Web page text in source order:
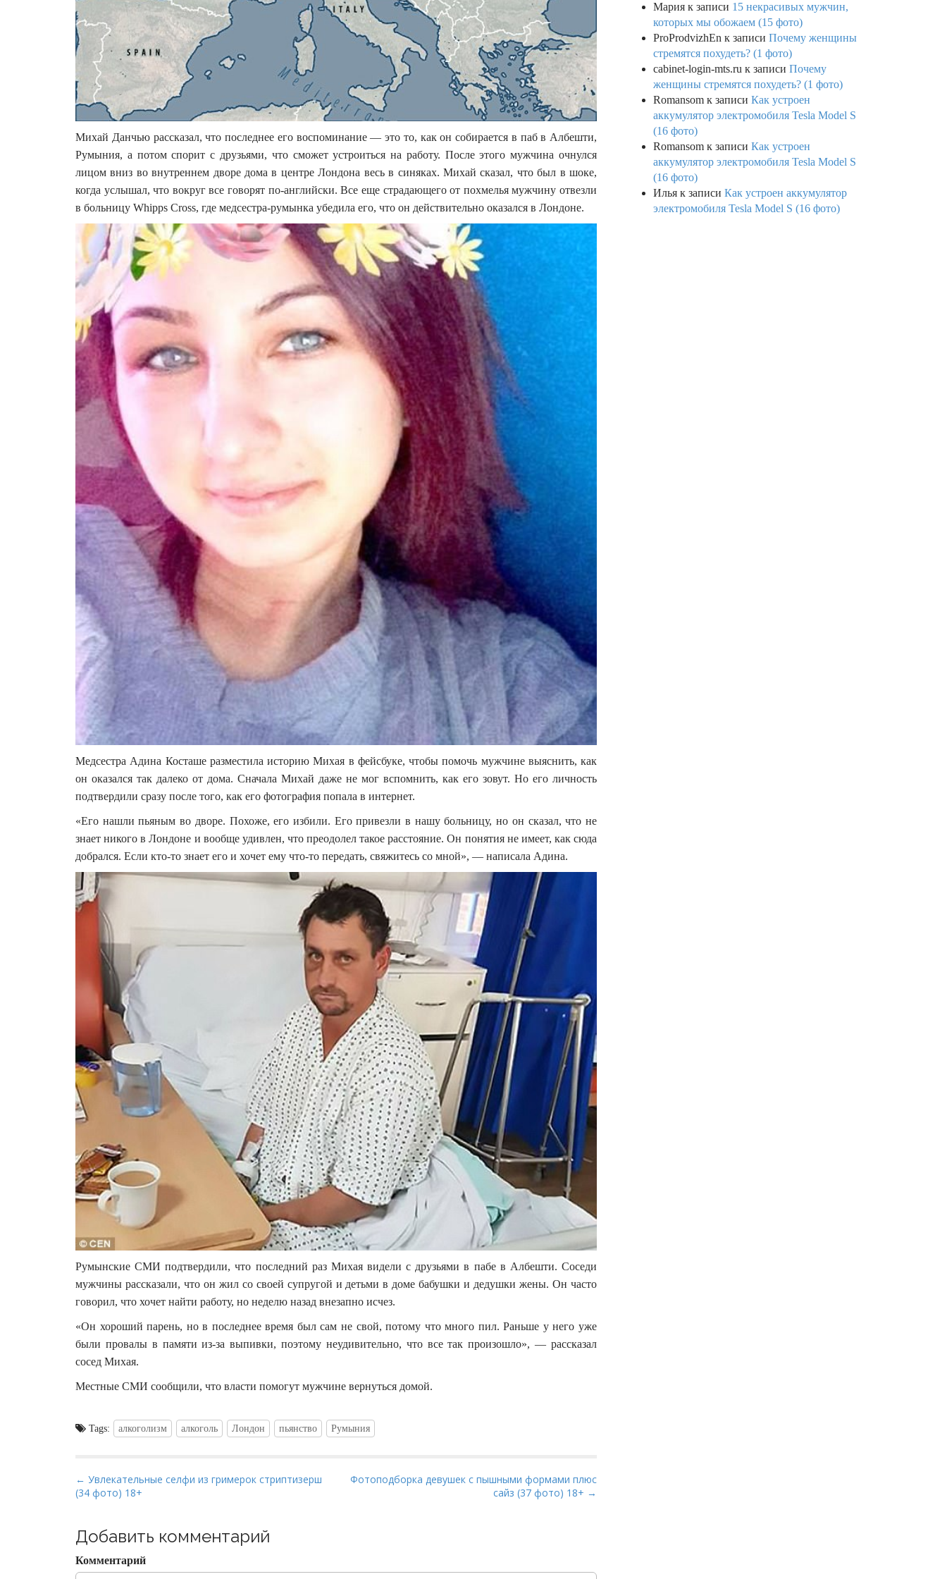
Михай Данчью рассказал, что последнее его воспоминание — это то, как он собирается в паб в Албешти,
Румыния, а потом спорит с друзьями, что сможет устроиться на работу. После этого мужчина очнулся
лицом вниз во внутреннем дворе дома в центре Лондона весь в синяках. Михай сказал, что был в шоке,
когда услышал, что вокруг все говорят по-английски. Все еще страдающего от похмелья мужчину отвезли
в больницу Whipps Cross, где медсестра-румынка убедила его, что он действительно оказался в Лондоне.
Медсестра Адина Косташе разместила историю Михая в фейсбуке, чтобы помочь мужчине выяснить, как
он оказался так далеко от дома. Сначала Михай даже не мог вспомнить, как его зовут. Но его личность
подтвердили сразу после того, как его фотография попала в интернет.
«Его нашли пьяным во дворе. Похоже, его избили. Его привезли в нашу больницу, но он сказал, что не
знает никого в Лондоне и вообще удивлен, что преодолел такое расстояние. Он понятия не имеет, как сюда
добрался. Если кто-то знает его и хочет ему что-то передать, свяжитесь со мной», — написала Адина.
Румынские СМИ подтвердили, что последний раз Михая видели с друзьями в пабе в Албешти. Соседи
мужчины рассказали, что он жил со своей супругой и детьми в доме бабушки и дедушки жены. Он часто
говорил, что хочет найти работу, но неделю назад внезапно исчез.
«Он хороший парень, но в последнее время был сам не свой, потому что много пил. Раньше у него уже
были провалы в памяти из-за выпивки, поэтому неудивительно, что все так произошло», — рассказал
сосед Михая.
Местные СМИ сообщили, что власти помогут мужчине вернуться домой.
Tags: алкоголизм алкоголь Лондон пьянство Румыния
P
o
t
n
a
← Увлекательные селфи из гримерок стриптизерш
(34 фото) 18+
Фотоподборка девушек с пышными формами плюс
сайз (37 фото) 18+ →
Добавить комментарий
Комментарий
Мария к записи 15 некрасивых мужчин,
которых мы обожаем (15 фото)
ProProdvizhEn к записи Почему женщины
стремятся похудеть? (1 фото)
cabinet-login-mts.ru к записи Почему
женщины стремятся похудеть? (1 фото)
Romansom к записи Как устроен
аккумулятор электромобиля Tesla Model S
(16 фото)
Romansom к записи Как устроен
аккумулятор электромобиля Tesla Model S
(16 фото)
Илья к записи Как устроен аккумулятор
электромобиля Tesla Model S (16 фото)